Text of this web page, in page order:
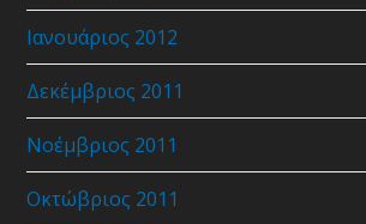
Ιανουάριος 2012
Δεκέμβριος 2011
Νοέμβριος 2011
Οκτώβριος 2011